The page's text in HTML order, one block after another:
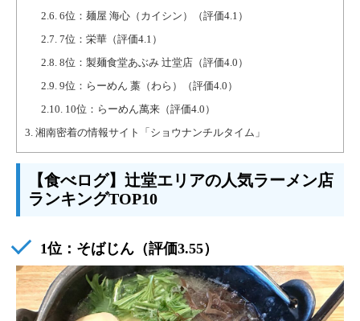
2.6.6位：麺屋 海心（カイシン）（評価4.1）
2.7.7位：栄華（評価4.1）
2.8.8位：製麺食堂あぶみ 辻堂店（評価4.0）
2.9.9位：らーめん 藁（わら）（評価4.0）
2.10.10位：らーめん萬来（評価4.0）
3. 湘南密着の情報サイト「ショウナンチルタイム」
【食べログ】辻堂エリアの人気ラーメン店
ランキングTOP10
1位： そばじん （評価3.55）